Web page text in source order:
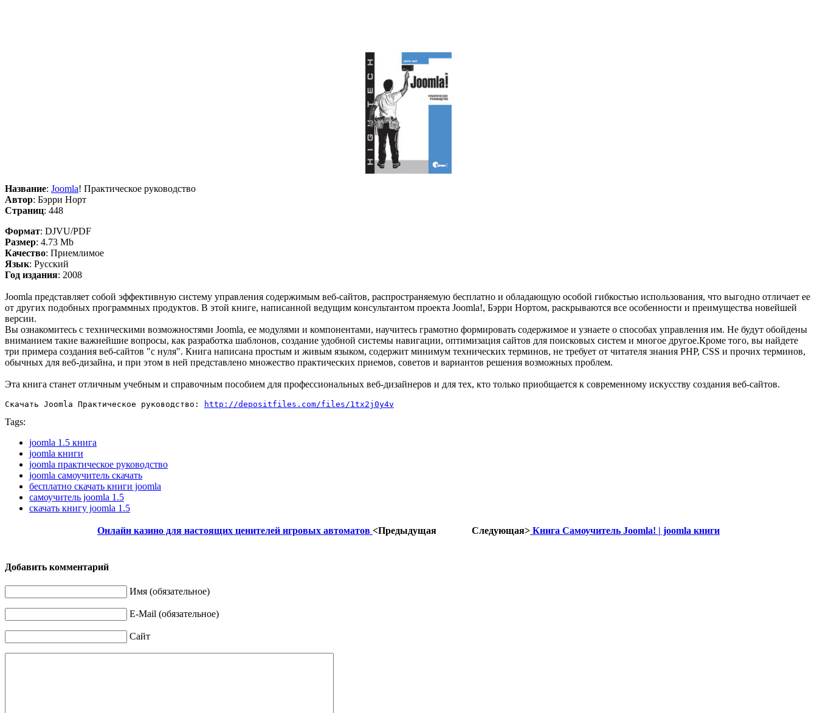
Название: Joomla! Практическое руководство
Автор: Бэрри Норт
Страниц: 448
Формат: DJVU/PDF
Размер: 4.73 Mb
Качество: Приемлимое
Язык: Русский
Год издания: 2008
Joomla представляет собой эффективную систему управления содержимым веб-сайтов, распространяемую бесплатно и обладающую особой гибкостью использования, что выгодно отличает ее
от других подобных программных продуктов. В этой книге, написанной ведущим консультантом проекта Joomla!, Бэрри Нортом, раскрываются все особенности и преимущества новейшей
версии.
Вы ознакомитесь с техническими возможностями Joomla, ее модулями и компонентами, научитесь грамотно формировать содержимое и узнаете о способах управления им. Не будут обойдены
вниманием такие важнейшие вопросы, как разработка шаблонов, создание удобной системы навигации, оптимизация сайтов для поисковых систем и многое другое.Кроме того, вы найдете
три примера создания веб-сайтов "с нуля". Книга написана простым и живым языком, содержит минимум технических терминов, не требует от читателя знания PHP, CSS и прочих терминов,
обычных для веб-дизайна, и при этом в ней представлено множество практических приемов, советов и вариантов решения возможных проблем.
Эта книга станет отличным учебным и справочным пособием для профессиональных веб-дизайнеров и для тех, кто только приобщается к современному искусству создания веб-сайтов.
Скачать Joomla Практическое руководство: http://depositfiles.com/files/1tx2j0y4v
Tags:
joomla 1.5 книга
joomla книги
joomla практическое руководство
joomla самоучитель скачать
бесплатно скачать книги joomla
самоучитель joomla 1.5
скачать книгу joomla 1.5
Онлайн казино для настоящих ценителей игровых автоматов <Предыдущая Следующая> Книга Самоучитель Joomla! | joomla книги
Добавить комментарий
Имя (обязательное)
E-Mail (обязательное)
Сайт